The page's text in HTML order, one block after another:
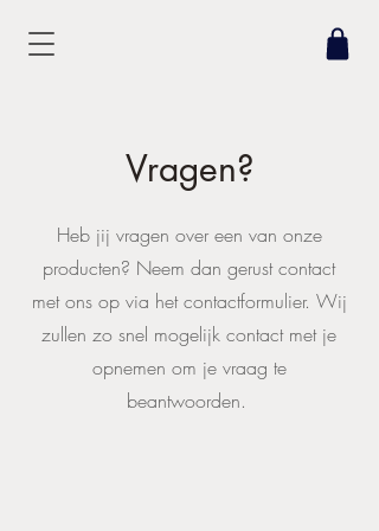
Vragen?
Heb jij vragen over een van onze
producten? Neem dan gerust contact
met ons op via het contactformulier. Wij
zullen zo snel mogelijk contact met je
opnemen om je vraag te
beantwoorden.